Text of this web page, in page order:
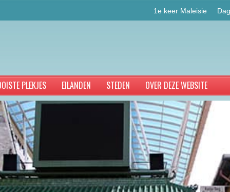
1e keer Maleisie
PLEKJES EILANDEN STEDEN OVER DEZE WEBSITE